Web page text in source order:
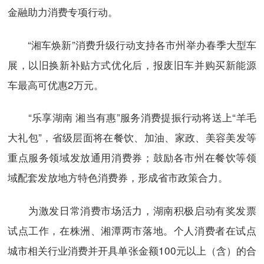
金融助力消费专项行动。
“湘车焕新”消费升级行动支持各市州举办春季大型车
展，以旧换新补贴方式优化后，报废旧车并购买新能源
车最高可优惠2万元。
“乐享湖南 湘当有惠”服务消费提振行动将送上“羊毛
大礼包”，省级层面将在餐饮、加油、家政、美容美发等
重点服务领域发放通用消费券；鼓励各市州在餐饮等领
域配套发放地方特色消费券，形成省市政策合力。
为激发日常消费市场活力，湖南积极启动有奖发票
试点工作，在株洲、湘潭两市落地。个人消费者在试点
城市相关行业消费并开具单张金额100元以上（含）的合